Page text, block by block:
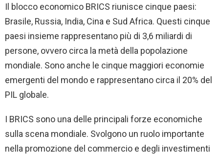
Il blocco economico BRICS riunisce cinque paesi:
Brasile, Russia, India, Cina e Sud Africa. Questi cinque
paesi insieme rappresentano più di 3,6 miliardi di
persone, ovvero circa la metà della popolazione
mondiale. Sono anche le cinque maggiori economie
emergenti del mondo e rappresentano circa il 20% del
PIL globale.
I BRICS sono una delle principali forze economiche
sulla scena mondiale. Svolgono un ruolo importante
nella promozione del commercio e degli investimenti